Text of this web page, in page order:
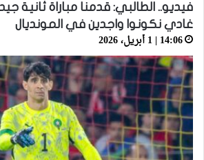
فيديو.. الطالبي: قدمنا مباراة ثانية
غادي نكونوا واجدين في المونديال
14:06 | 1 أبريل، 2026